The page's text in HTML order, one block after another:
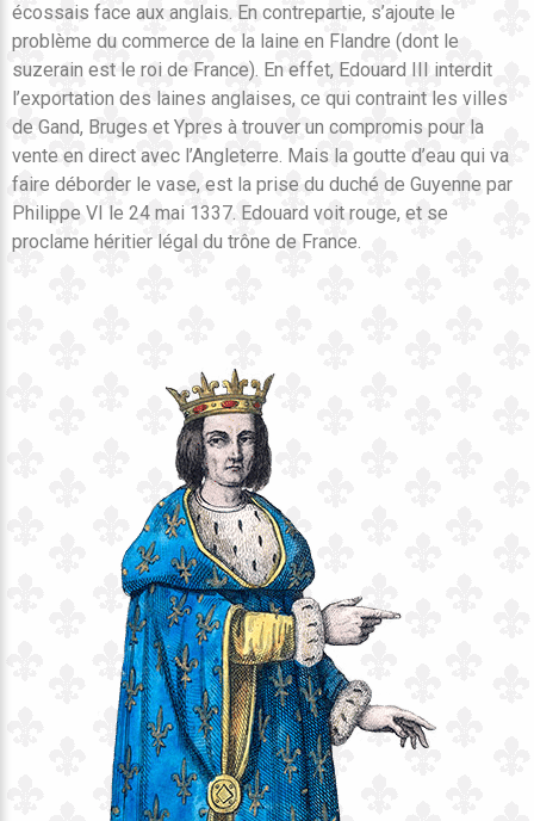
écossais face aux anglais. En contrepartie, s’ajoute le
problème du commerce de la laine en Flandre (dont le
suzerain est le roi de France). En effet, Edouard III interdit
l’exportation des laines anglaises, ce qui contraint les villes
de Gand, Bruges et Ypres à trouver un compromis pour la
vente en direct avec l’Angleterre. Mais la goutte d’eau qui va
faire déborder le vase, est la prise du duché de Guyenne par
Philippe VI le 24 mai 1337. Edouard voit rouge, et se
proclame héritier légal du trône de France.